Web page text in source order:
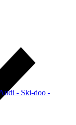
- Ski-doo -